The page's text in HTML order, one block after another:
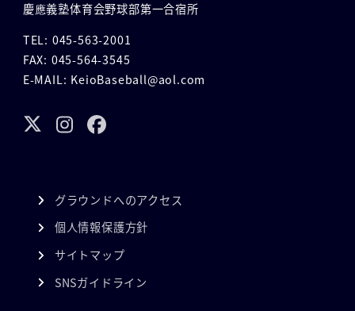
慶應義塾体育会野球部第一合宿所
TEL: 045-563-2001
FAX: 045-564-3545
E-MAIL: KeioBaseball@aol.com
グラウンドへのアクセス
個人情報保護方針
サイトマップ
SNSガイドライン